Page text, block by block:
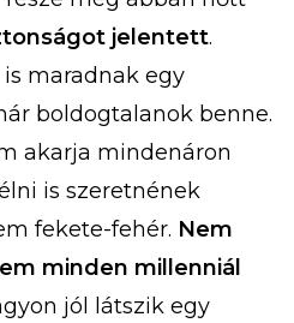
jelentett.
maradnak egy
boldogtalanok benne.
akarja mindenáron
is szeretnének
fekete-fehér. Nem
minden millenniál
jól látszik egy